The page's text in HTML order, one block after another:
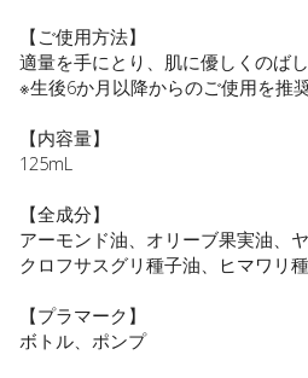
【ご使用方法】
適量を手にとり、肌に優しくのば
※生後6か月以降からのご使用を推
【内容量】
125mL
【全成分】
アーモンド油、オリーブ果実油、
クロフサスグリ種子油、ヒマワリ
【プラマーク】
ボトル、ポンプ